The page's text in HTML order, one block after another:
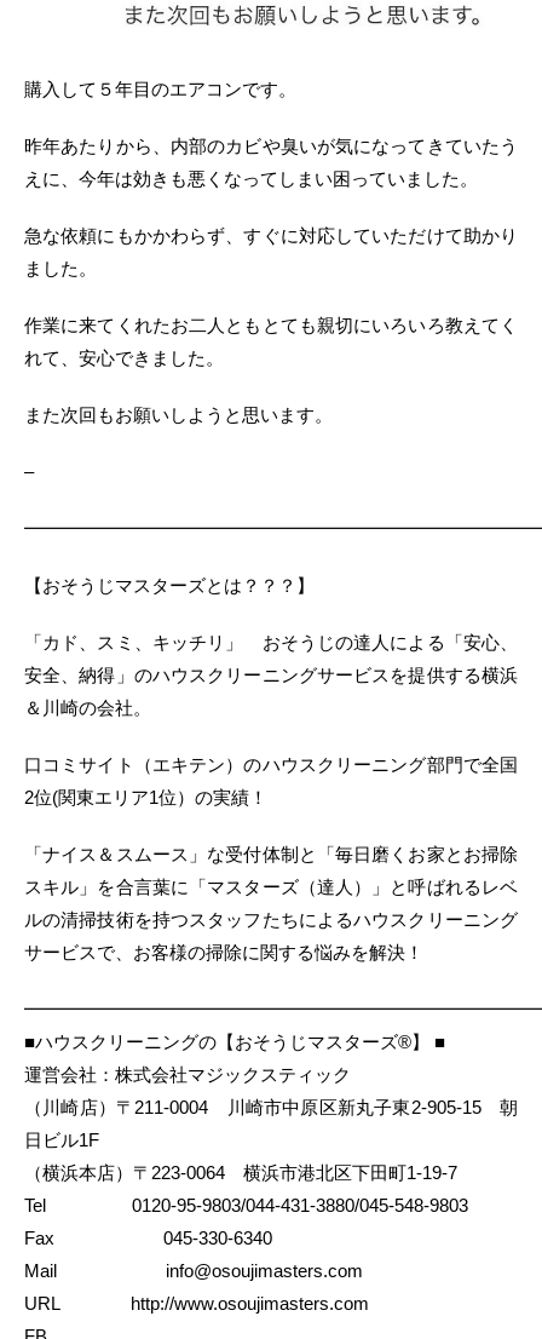
購入して５年目のエアコンです。
昨年あたりから、内部のカビや臭いが気になってきていたう
えに、今年は効きも悪くなってしまい困っていました。
急な依頼にもかかわらず、すぐに対応していただけて助かり
ました。
作業に来てくれたお二人ともとても親切にいろいろ教えてく
れて、安心できました。
また次回もお願いしようと思います。
–
【おそうじマスターズとは？？？】
「カド、スミ、キッチリ」 おそうじの達人による「安心、
安全、納得」のハウスクリーニングサービスを提供する横浜
＆川崎の会社。
口コミサイト（エキテン）のハウスクリーニング部門で全国
2位(関東エリア1位）の実績！
「ナイス＆スムース」な受付体制と「毎日磨くお家とお掃除
スキル」を合言葉に「マスターズ（達人）」と呼ばれるレベ
ルの清掃技術を持つスタッフたちによるハウスクリーニング
サービスで、お客様の掃除に関する悩みを解決！
■ハウスクリーニングの【おそうじマスターズ®】 ■
運営会社：株式会社マジックスティック
（川崎店）〒211-0004 川崎市中原区新丸子東2-905-15 朝
日ビル1F
（横浜本店）〒223-0064 横浜市港北区下田町1-19-7
Tel 0120-95-9803/044-431-3880/045-548-9803
Fax 045-330-6340
Mail info@osoujimasters.com
URL http://www.osoujimasters.com